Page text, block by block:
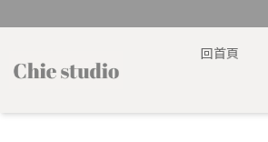
回首頁